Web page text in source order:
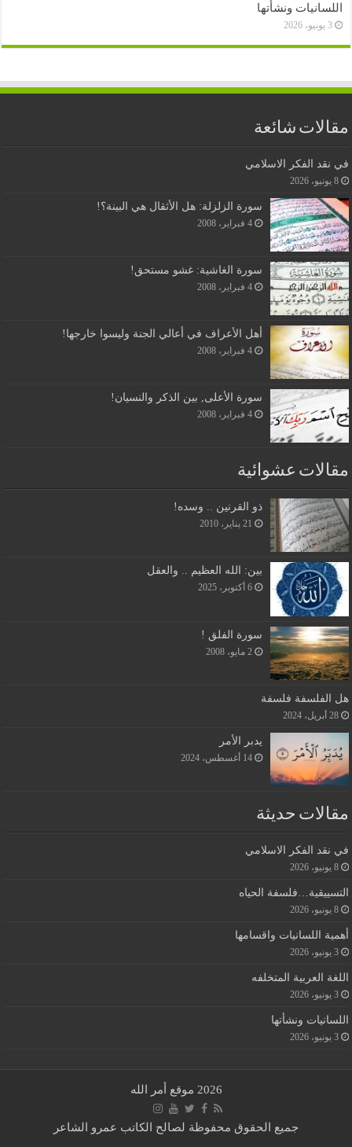
اللسانيات ونشأتها
3 يونيو، 2026
مقالات شائعة
في نقد الفكر الاسلامي
8 يونيو، 2026
سورة الزلزلة: هل الأثقال هي البينة؟!
4 فبراير، 2008
سورة الغاشية: غشو مستحق!
4 فبراير، 2008
أهل الأعراف في أعالي الجنة وليسوا خارجها!
4 فبراير، 2008
سورة الأعلى, بين الذكر والنسيان!
4 فبراير، 2008
مقالات عشوائية
ذو القرنين .. وسده!
21 يناير، 2010
بين: الله العظيم .. والعقل
6 أكتوبر، 2025
سورة الفلق !
2 مايو، 2008
هل الفلسفة فلسفة
28 أبريل، 2024
يدبر الأمر
14 أغسطس، 2024
مقالات حديثة
في نقد الفكر الاسلامي
8 يونيو، 2026
التسييقية…فلسفة الحياه
8 يونيو، 2026
أهمية اللسانيات واقسامها
3 يونيو، 2026
اللغة العربية المتخلفه
3 يونيو، 2026
اللسانيات ونشأتها
3 يونيو، 2026
2026 موقع أمر الله
جميع الحقوق محفوظة لصالح الكاتب عمرو الشاعر